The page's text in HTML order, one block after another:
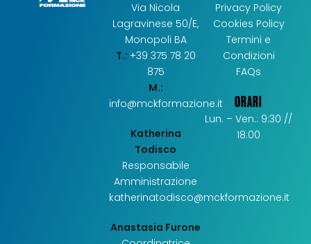
Via Nicola
Lagravinese 50/E,
Monopoli BA
T.: +39 375 78 20
875
M.:
info@mckformazione.it
Katherina
Todisco
Responsabile
Amministrazione
katherinatodisco@mckformazione.it
Anastasia Furone
Privacy Policy
Cookies Policy
Termini e
Condizioni
FAQs
ORARI
Lun. – Ven.: 9:30 //
18:00